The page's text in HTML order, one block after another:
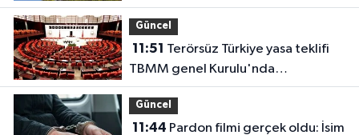
Güncel
11:51
TBMM genel Kurulu'nda
görüşülecek.
Güncel
11:44